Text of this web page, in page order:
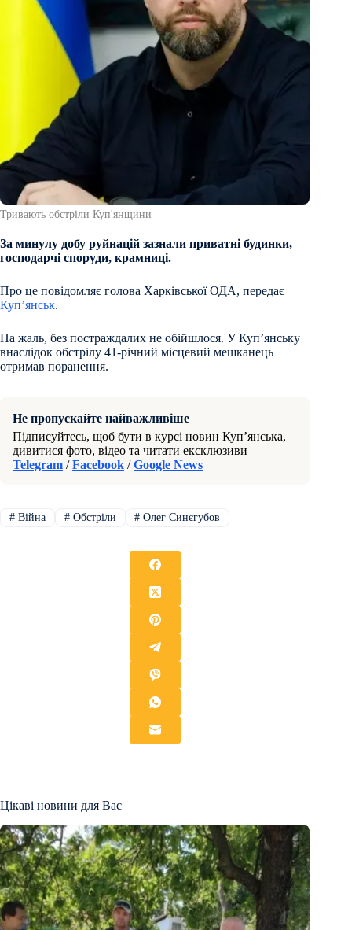
Тривають обстріли Куп'янщини
За минулу добу руйнацій зазнали приватні будинки,
господарчі споруди, крамниці.
Про це повідомляє голова Харківської ОДА, передає
Куп’янськ.
На жаль, без постраждалих не обійшлося. У Куп’янську
внаслідок обстрілу 41-річний місцевий мешканець
отримав поранення.
Не пропускайте найважливіше
Підписуйтесь, щоб бути в курсі новин Куп’янська,
дивитися фото, відео та читати ексклюзиви —
Telegram /Facebook /Google News
#Війна #Обстріли # Олег Синєгубов
Цікаві новини для Вас